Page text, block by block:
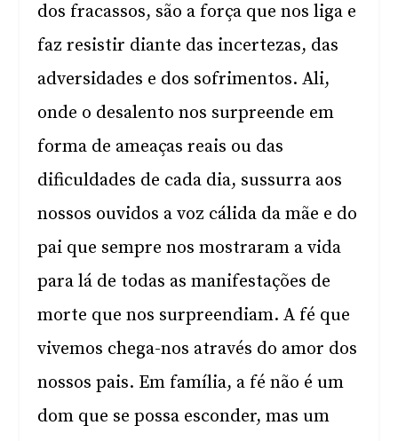
dos fracassos, são a força que nos liga e
faz resistir diante das incertezas, das
adversidades e dos sofrimentos. Ali,
onde o desalento nos surpreende em
forma de ameaças reais ou das
dificuldades de cada dia, sussurra aos
nossos ouvidos a voz cálida da mãe e do
pai que sempre nos mostraram a vida
para lá de todas as manifestações de
morte que nos surpreendiam. A fé que
vivemos chega-nos através do amor dos
nossos pais. Em família, a fé não é um
dom que se possa esconder, mas um